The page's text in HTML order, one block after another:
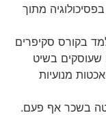
מתוך
בקורס סקיפרים
בשיט
מנועיות
בשכר אף פעם.